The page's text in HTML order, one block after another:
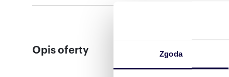
Zgoda
Opis oferty